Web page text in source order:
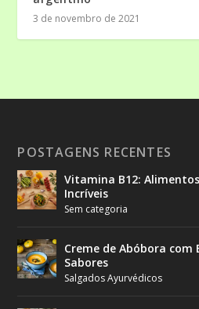
3 de novembro de 2021
POSTAGENS RECENTES
Vitamina B12:
Incríveis
Sem categoria
Creme de Abóbora com
Sabores
Salgados Ayurvédicos